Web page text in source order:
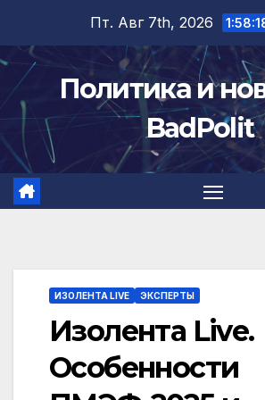
содержимому
Пт. Авг 7th, 2026
Политика и
BadPolit
ИЗОЛЕНТА LIVE ЭКСПЕРТЫ
Изолента Live.
Особенности